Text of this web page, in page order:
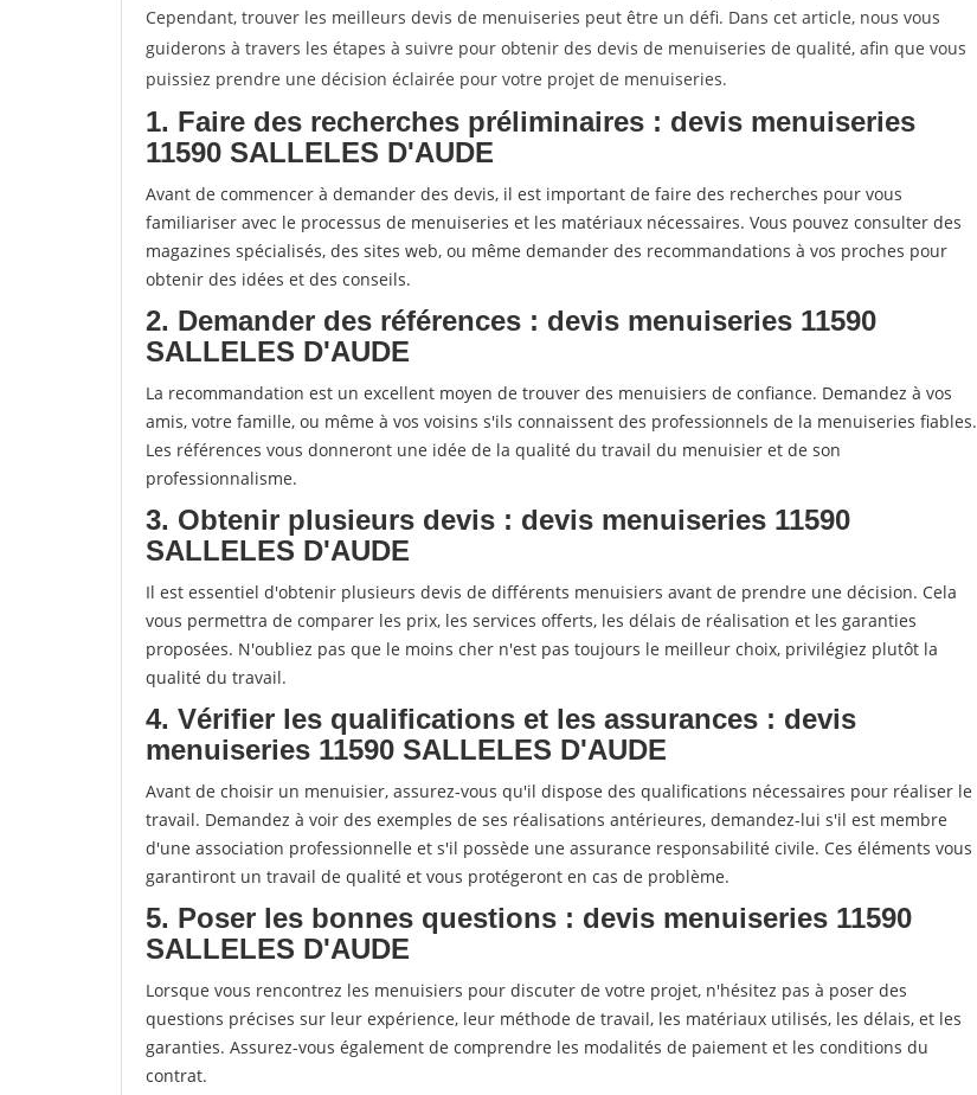
Cependant, trouver les meilleurs devis de menuiseries peut être un défi. Dans cet article, nous vous
guiderons à travers les étapes à suivre pour obtenir des devis de menuiseries de qualité, afin que vous
puissiez prendre une décision éclairée pour votre projet de menuiseries.
1. Faire des recherches préliminaires : devis menuiseries
11590 SALLELES D'AUDE
Avant de commencer à demander des devis, il est important de faire des recherches pour vous
familiariser avec le processus de menuiseries et les matériaux nécessaires. Vous pouvez consulter des
magazines spécialisés, des sites web, ou même demander des recommandations à vos proches pour
obtenir des idées et des conseils.
2. Demander des références : devis menuiseries 11590
SALLELES D'AUDE
La recommandation est un excellent moyen de trouver des menuisiers de confiance. Demandez à vos
amis, votre famille, ou même à vos voisins s'ils connaissent des professionnels de la menuiseries fiables.
Les références vous donneront une idée de la qualité du travail du menuisier et de son
professionnalisme.
3. Obtenir plusieurs devis : devis menuiseries 11590
SALLELES D'AUDE
Il est essentiel d'obtenir plusieurs devis de différents menuisiers avant de prendre une décision. Cela
vous permettra de comparer les prix, les services offerts, les délais de réalisation et les garanties
proposées. N'oubliez pas que le moins cher n'est pas toujours le meilleur choix, privilégiez plutôt la
qualité du travail.
4. Vérifier les qualifications et les assurances : devis
menuiseries 11590 SALLELES D'AUDE
Avant de choisir un menuisier, assurez-vous qu'il dispose des qualifications nécessaires pour réaliser le
travail. Demandez à voir des exemples de ses réalisations antérieures, demandez-lui s'il est membre
d'une association professionnelle et s'il possède une assurance responsabilité civile. Ces éléments vous
garantiront un travail de qualité et vous protégeront en cas de problème.
5. Poser les bonnes questions : devis menuiseries 11590
SALLELES D'AUDE
Lorsque vous rencontrez les menuisiers pour discuter de votre projet, n'hésitez pas à poser des
questions précises sur leur expérience, leur méthode de travail, les matériaux utilisés, les délais, et les
garanties. Assurez-vous également de comprendre les modalités de paiement et les conditions du
contrat.